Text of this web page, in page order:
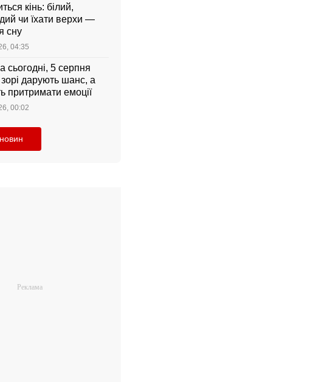
кінь: білий,
чи їхати верхи —
сну
04:35
сьогодні, 5 серпня
дарують шанс, а
притримати емоції
00:02